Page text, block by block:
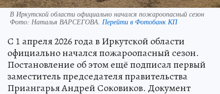
В Иркутской области официально начался пожароопасный сезон
Фото: Наталья ВАРСЕГОВА. Перейти в Фотобанк КП
С 1 апреля 2026 года в Иркутской области
официально начался пожароопасный сезон.
Постановление об этом ещё подписал первый
заместитель председателя правительства
Приангарья Андрей Соковиков. Документ